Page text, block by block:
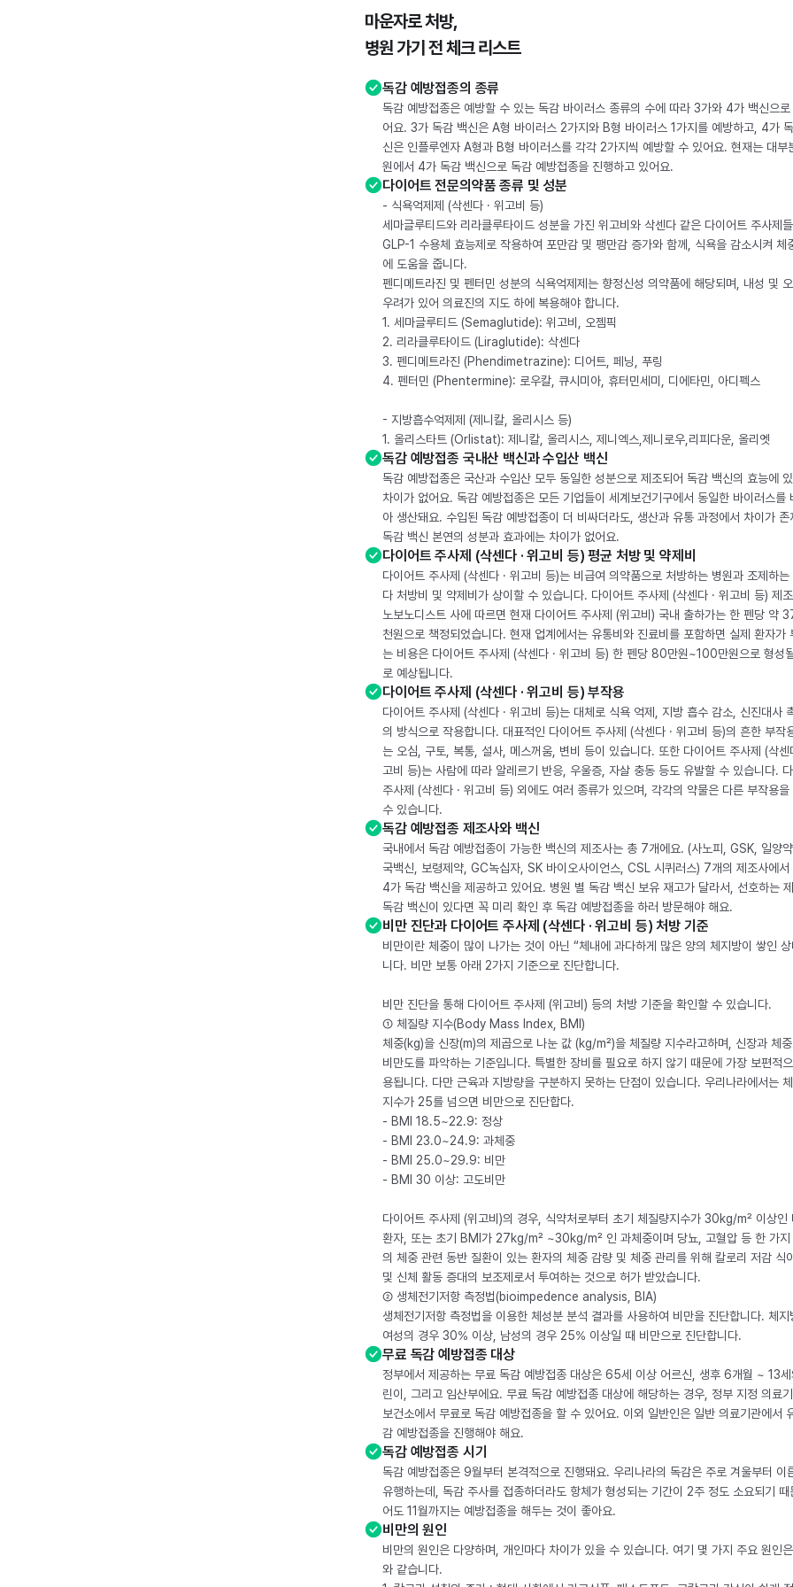
마운자로 처방,
병원 가기 전 체크 리스트
독감 예방접종의 종류
독감 예방접종은 예방할 수 있는 독감 바이러스 종류의 수에 따라 3가와 4가 백신으로
어요. 3가 독감 백신은 A형 바이러스 2가지와 B형 바이러스 1가지를 예방하고, 4가
신은 인플루엔자 A형과 B형 바이러스를 각각 2가지씩 예방할 수 있어요. 현재는 대부
원에서 4가 독감 백신으로 독감 예방접종을 진행하고 있어요.
다이어트 전문의약품 종류 및 성분
- 식욕억제제 (삭센다 · 위고비 등)
세마글루티드와 리라클루타이드 성분을 가진 위고비와 삭센다 같은 다이어트 주사제
GLP-1 수용체 효능제로 작용하여 포만감 및 팽만감 증가와 함께, 식욕을 감소시켜 체
에 도움을 줍니다.
펜디메트라진 및 펜터민 성분의 식욕억제제는 향정신성 의약품에 해당되며, 내성 및
우려가 있어 의료진의 지도 하에 복용해야 합니다.
1. 세마글루티드 (Semaglutide): 위고비, 오젬픽
2. 리라클루타이드 (Liraglutide): 삭센다
3. 펜디메트라진 (Phendimetrazine): 디어트, 페닝, 푸링
4. 펜터민 (Phentermine): 로우칼, 큐시미아, 휴터민세미, 디에타민, 아디펙스
- 지방흡수억제제 (제니칼, 올리시스 등)
1. 올리스타트 (Orlistat): 제니칼, 올리시스, 제니엑스,제니로우,리피다운, 올리엣
독감 예방접종 국내산 백신과 수입산 백신
독감 예방접종은 국산과 수입산 모두 동일한 성분으로 제조되어 독감 백신의 효능에
차이가 없어요. 독감 예방접종은 모든 기업들이 세계보건기구에서 동일한 바이러스를
아 생산돼요. 수입된 독감 예방접종이 더 비싸더라도, 생산과 유통 과정에서 차이가 존
독감 백신 본연의 성분과 효과에는 차이가 없어요.
다이어트 주사제 (삭센다 · 위고비 등) 평균 처방 및 약제비
다이어트 주사제 (삭센다 · 위고비 등)는 비급여 의약품으로 처방하는 병원과 조제하는
다 처방비 및 약제비가 상이할 수 있습니다. 다이어트 주사제 (삭센다 · 위고비 등) 제
노보노디스트 사에 따르면 현재 다이어트 주사제 (위고비) 국내 출하가는 한 펜당 약
천원으로 책정되었습니다. 현재 업계에서는 유통비와 진료비를 포함하면 실제 환자가
는 비용은 다이어트 주사제 (삭센다 · 위고비 등) 한 펜당 80만원~100만원으로 형성
로 예상됩니다.
다이어트 주사제 (삭센다 · 위고비 등) 부작용
다이어트 주사제 (삭센다 · 위고비 등)는 대체로 식욕 억제, 지방 흡수 감소, 신진대사
의 방식으로 작용합니다. 대표적인 다이어트 주사제 (삭센다 · 위고비 등)의 흔한 부작
는 오심, 구토, 복통, 설사, 메스꺼움, 변비 등이 있습니다. 또한 다이어트 주사제 (삭센
고비 등)는 사람에 따라 알레르기 반응, 우울증, 자살 충동 등도 유발할 수 있습니다.
주사제 (삭센다 · 위고비 등) 외에도 여러 종류가 있으며, 각각의 약물은 다른 부작용을
수 있습니다.
독감 예방접종 제조사와 백신
국내에서 독감 예방접종이 가능한 백신의 제조사는 총 7개에요. (사노피, GSK, 일양
국백신, 보령제약, GC녹십자, SK 바이오사이언스, CSL 시퀴러스) 7개의 제조사에서
4가 독감 백신을 제공하고 있어요. 병원 별 독감 백신 보유 재고가 달라서, 선호하는
독감 백신이 있다면 꼭 미리 확인 후 독감 예방접종을 하러 방문해야 해요.
비만 진단과 다이어트 주사제 (삭센다 · 위고비 등) 처방 기준
비만이란 체중이 많이 나가는 것이 아닌 “체내에 과다하게 많은 양의 체지방이 쌓인
니다. 비만 보통 아래 2가지 기준으로 진단합니다.
비만 진단을 통해 다이어트 주사제 (위고비) 등의 처방 기준을 확인할 수 있습니다.
① 체질량 지수(Body Mass Index, BMI)
체중(kg)을 신장(m)의 제곱으로 나눈 값 (kg/m²)을 체질량 지수라고하며, 신장과 체
비만도를 파악하는 기준입니다. 특별한 장비를 필요로 하지 않기 때문에 가장 보편적
용됩니다. 다만 근육과 지방량을 구분하지 못하는 단점이 있습니다. 우리나라에서는
지수가 25를 넘으면 비만으로 진단합다.
- BMI 18.5~22.9: 정상
- BMI 23.0~24.9: 과체중
- BMI 25.0~29.9: 비만
- BMI 30 이상: 고도비만
다이어트 주사제 (위고비)의 경우, 식약처로부터 초기 체질량지수가 30kg/m² 이상인
환자, 또는 초기 BMI가 27kg/m² ~30kg/m² 인 과체중이며 당뇨, 고혈압 등 한 가지
의 체중 관련 동반 질환이 있는 환자의 체중 감량 및 체중 관리를 위해 칼로리 저감 식
및 신체 활동 증대의 보조제로서 투여하는 것으로 허가 받았습니다.
② 생체전기저항 측정법(bioimpedence analysis, BIA)
생체전기저항 측정법을 이용한 체성분 분석 결과를 사용하여 비만을 진단합니다. 체지
여성의 경우 30% 이상, 남성의 경우 25% 이상일 때 비만으로 진단합니다.
무료 독감 예방접종 대상
정부에서 제공하는 무료 독감 예방접종 대상은 65세 이상 어르신, 생후 6개월 ~ 13
린이, 그리고 임산부에요. 무료 독감 예방접종 대상에 해당하는 경우, 정부 지정 의료
보건소에서 무료로 독감 예방접종을 할 수 있어요. 이외 일반인은 일반 의료기관에서
감 예방접종을 진행해야 해요.
독감 예방접종 시기
독감 예방접종은 9월부터 본격적으로 진행돼요. 우리나라의 독감은 주로 겨울부터 이
유행하는데, 독감 주사를 접종하더라도 항체가 형성되는 기간이 2주 정도 소요되기 때
어도 11월까지는 예방접종을 해두는 것이 좋아요.
비만의 원인
비만의 원인은 다양하며, 개인마다 차이가 있을 수 있습니다. 여기 몇 가지 주요 원인
와 같습니다.